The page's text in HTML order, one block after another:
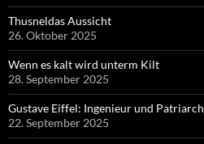
Thusneldas Aussicht
26. Oktober 2025
Wenn es kalt wird unterm Kilt
28. September 2025
Gustave Eiffel: Ingenieur und Patriarch
22. September 2025